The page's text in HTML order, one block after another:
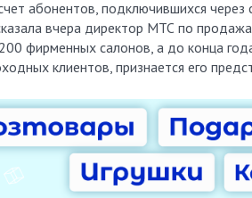
абонентов, подключившихся через
вчера директор МТС по
фирменных салонов, а до конца
клиентов, признается его